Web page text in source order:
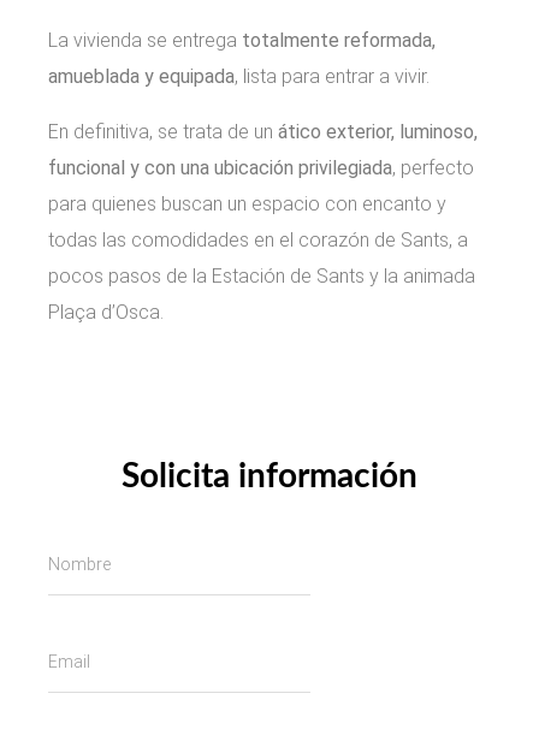
La vivienda se entrega totalmente reformada,
amueblada y equipada, lista para entrar a vivir.
En definitiva, se trata de un ático exterior, luminoso,
funcional y con una ubicación privilegiada, perfecto
para quienes buscan un espacio con encanto y
todas las comodidades en el corazón de Sants, a
pocos pasos de la Estación de Sants y la animada
Plaça d’Osca.
Solicita información